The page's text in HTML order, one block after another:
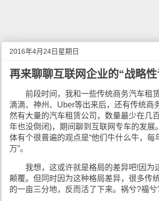
2016年4月24日星期日
再来聊聊互联网企业的“战略性
前段时间，我和一些传统商务汽车租赁
滴滴、神州、Uber等出来后，还有传统商
然有大量的汽车租赁公司，数量最少在几
年也没倒闭)，期间聊到互联网专车的发
体有个很普遍的观点是“他们牛什么牛，
万”。
我想，这或许就是格局的差异吧!因为
颠覆。但同时因为这种格局差异，很多传
的一亩三分地，反而活了下来。祸兮?福兮